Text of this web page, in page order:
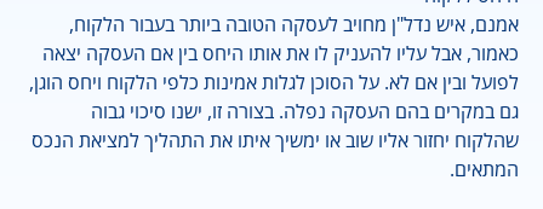
אמנם, איש נדל"ן מחויב לעסקה הטובה ביותר בעבור הלקוח,
כאמור, אבל עליו להעניק לו את אותו היחס בין אם העסקה יצאה
לפועל ובין אם לא. על הסוכן לגלות אמינות כלפי הלקוח ויחס הוגן,
גם במקרים בהם העסקה נפלה. בצורה זו, ישנו סיכוי גבוה
שהלקוח יחזור אליו שוב או ימשיך איתו את התהליך למציאת הנכס
המתאים.